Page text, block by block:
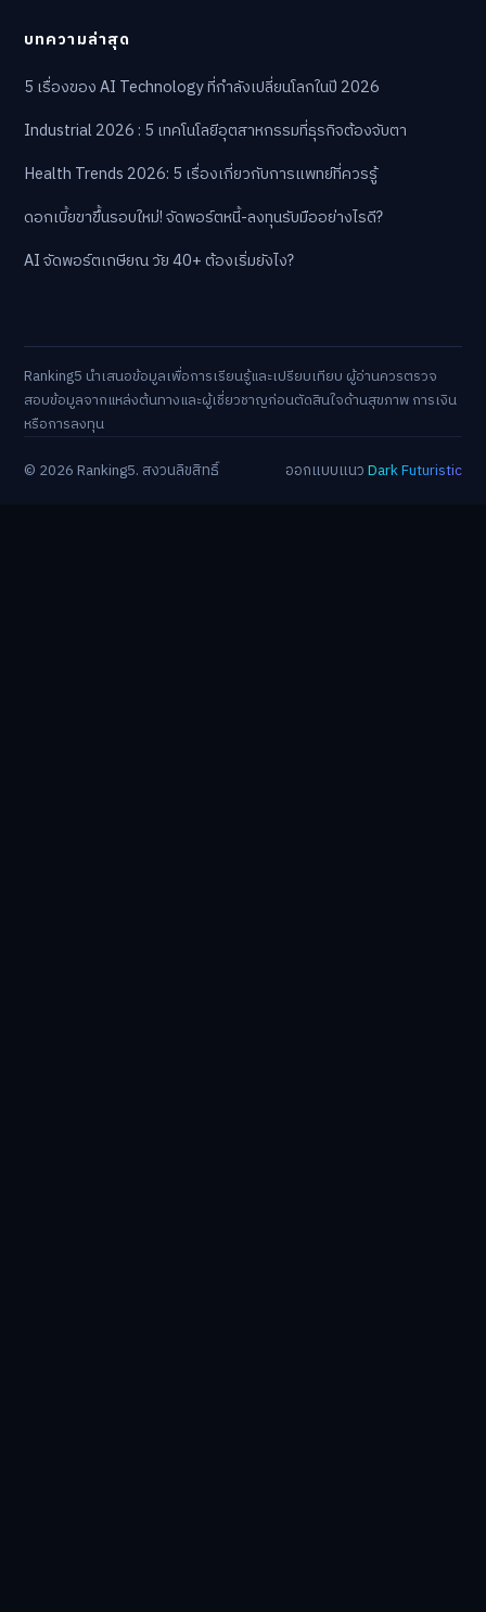
บทความล่าสุด
5 เรื่องของ AI Technology ที่กำลังเปลี่ยนโลกในปี 2026
Industrial 2026 : 5 เทคโนโลยีอุตสาหกรรมที่ธุรกิจต้องจับตา
Health Trends 2026: 5 เรื่องเกี่ยวกับการแพทย์ที่ควรรู้
ดอกเบี้ยขาขึ้นรอบใหม่! จัดพอร์ตหนี้-ลงทุนรับมืออย่างไรดี?
AI จัดพอร์ตเกษียณ วัย 40+ ต้องเริ่มยังไง?
Ranking5 นำเสนอข้อมูลเพื่อการเรียนรู้และเปรียบเทียบ ผู้อ่านควรตรวจ
สอบข้อมูลจากแหล่งต้นทางและผู้เชี่ยวชาญก่อนตัดสินใจด้านสุขภาพ การเงิน
หรือการลงทุน
© 2026 Ranking5. สงวนลิขสิทธิ์
ออกแบบแนวDark Futuristic